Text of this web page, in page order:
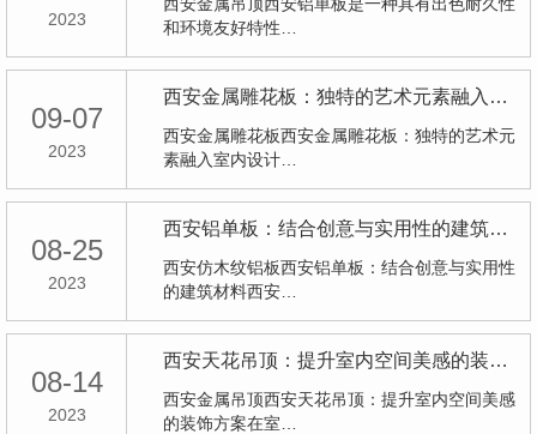
2023
和环境友好特性…
09-07
2023
西安金属雕花板：独特的艺术元素融入室内设计
西安金属雕花板西安金属雕花板：独特的艺术元
素融入室内设计…
08-25
2023
西安铝单板：结合创意与实用性的建筑材料
西安仿木纹铝板西安铝单板：结合创意与实用性
的建筑材料西安…
08-14
2023
西安天花吊顶：提升室内空间美感的装饰方案
西安金属吊顶西安天花吊顶：提升室内空间美感
的装饰方案在室…